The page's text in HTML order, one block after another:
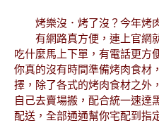
烤樂沒．烤了沒？今年烤
有網路真方便，連上官網
吃什麼馬上下單，有電話更方
你真的沒有時間準備烤肉食材
擇，除了各式的烤肉食材之外
自己去賣場搬，配合統一速達
配送，全部通通幫你宅配到指